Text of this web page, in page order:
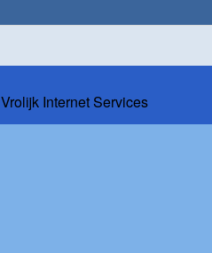
Vrolijk Internet Services